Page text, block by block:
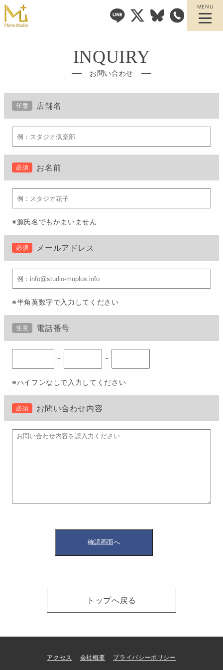
MENU
INQUIRY
お問い合わせ
任意 店舗名
必須 お名前
※源氏名でもかまいません
必須 メールアドレス
※半角英数字で入力してください
任意 電話番号
- -
※ハイフンなしで入力してください
必須 お問い合わせ内容
トップへ戻る
アクセス 会社概要 プライバシーポリシー